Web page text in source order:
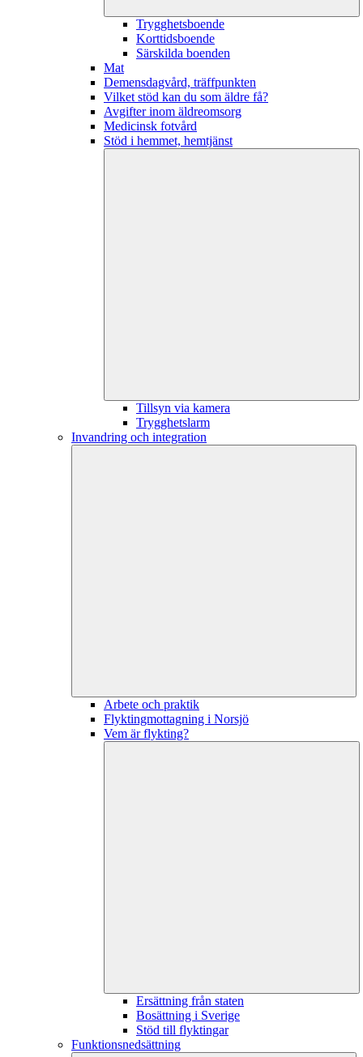
Trygghetsboende
Korttidsboende
Särskilda boenden
Mat
Demensdagvård, träffpunkten
Vilket stöd kan du som äldre få?
Avgifter inom äldreomsorg
Medicinsk fotvård
Stöd i hemmet, hemtjänst
Tillsyn via kamera
Trygghetslarm
Invandring och integration
Arbete och praktik
Flyktingmottagning i Norsjö
Vem är flykting?
Ersättning från staten
Bosättning i Sverige
Stöd till flyktingar
Funktionsnedsättning